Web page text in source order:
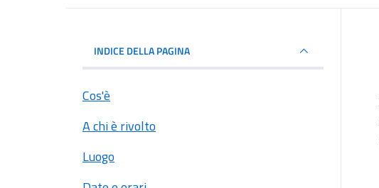
INDICE DELLA PAGINA
Cos'è
A chi è rivolto
Luogo